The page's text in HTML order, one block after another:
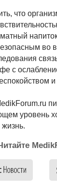
что
во
с
и
уровень